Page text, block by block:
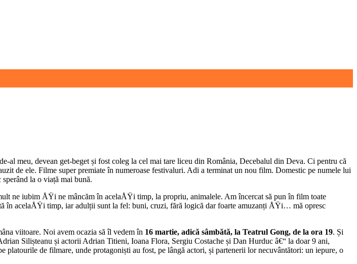
meu, devean get-beget și fost coleg la cel mai tare liceu din România, Decebalul din Deva. Ci pentru că
de ele. Filme super premiate în numeroase festivaluri. Adi a terminat un nou film. Domestic pe numele lui
la o viață mai bună.
ne iubim ÅŸi ne mâncăm în acelaÅŸi timp, la propriu, animalele. Am încercat să pun în film toate
în acelaÅŸi timp, iar adulții sunt la fel: buni, cruzi, fără logică dar foarte amuzanți ÅŸi… mă opresc
viitoare. Noi avem ocazia să îl vedem în 16 martie, adică sâmbătă, la Teatrul Gong, de la ora 19. Și
Silișteanu și actorii Adrian Titieni, Ioana Flora, Sergiu Costache și Dan Hurduc â€“ la doar 9 ani,
de filmare, unde protagoniști au fost, pe lângă actori, și partenerii lor necuvântători: un iepure, o